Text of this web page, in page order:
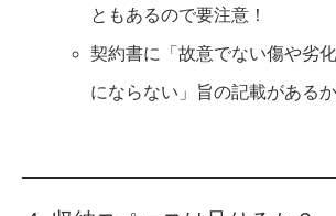
ともあるので要注意！
契約書に「故意でない傷や劣
にならない」旨の記載がある